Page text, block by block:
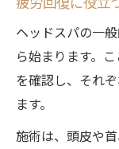
ヘッドスパの一
ら始まります。
を確認し、それ
ます。
施術は、頭皮や